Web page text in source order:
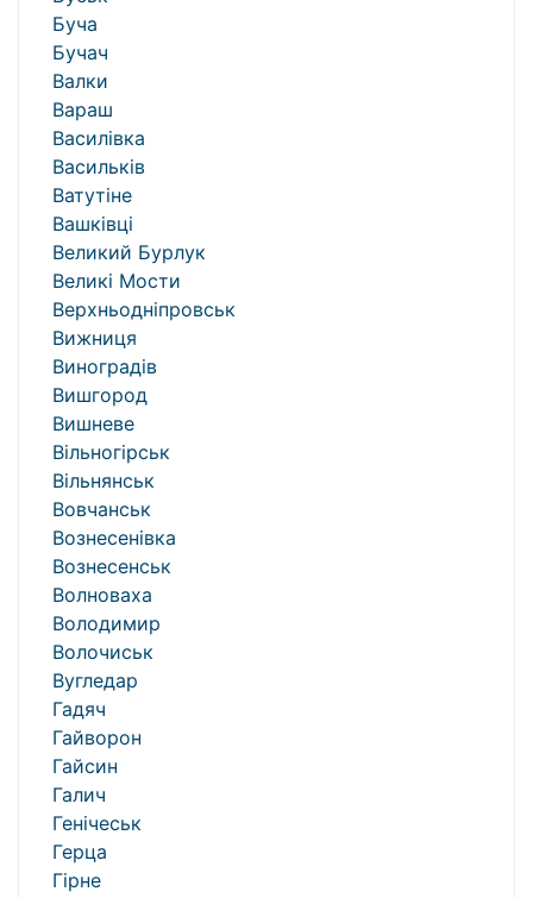
Буча
Бучач
Валки
Вараш
Василівка
Васильків
Ватутіне
Вашківці
Великий Бурлук
Великі Мости
Верхньодніпровськ
Вижниця
Виноградів
Вишгород
Вишневе
Вільногірськ
Вільнянськ
Вовчанськ
Вознесенівка
Вознесенськ
Волноваха
Володимир
Волочиськ
Вугледар
Гадяч
Гайворон
Гайсин
Галич
Генічеськ
Герца
Гірне